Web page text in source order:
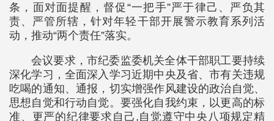
条，面对面提醒，督促“一把手”严于律己、严负其
责、严管所辖，针对年轻干部开展警示教育系列活
动，推动“两个责任”落实。
会议要求，市纪委监委机关全体干部职工要持续
深化学习，全面深入学习近期中央及省、市有关违规
吃喝的通知、通报，切实增强作风建设的政治自觉、
思想自觉和行动自觉。要强化自我约束，以更高的标
准、更严的纪律要求自己,自觉遵守中央八项规定精